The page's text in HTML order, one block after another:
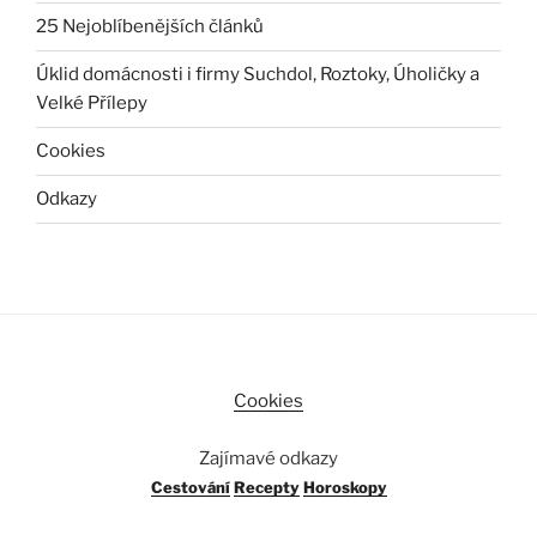
25 Nejoblíbenějších článků
Úklid domácnosti i firmy Suchdol, Roztoky, Úholičky a
Velké Přílepy
Cookies
Odkazy
Cookies
Zajímavé odkazy
Cestování Recepty Horoskopy